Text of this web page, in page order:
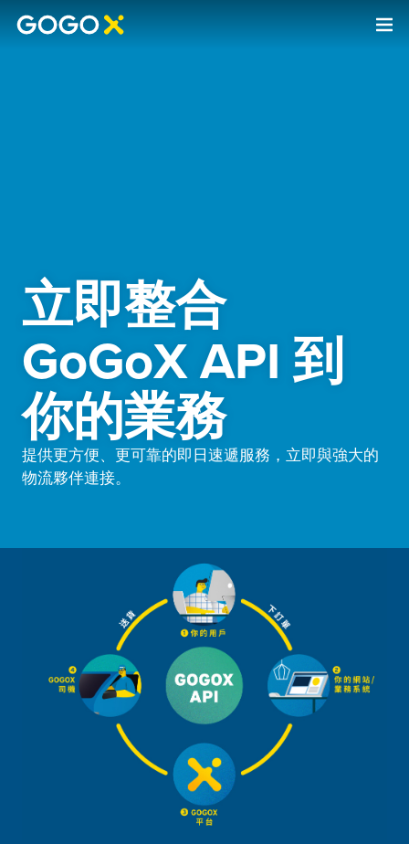
立即整合
GoGoX API 到
你的業務
提供更方便、更可靠的即日速遞服務，立即與強大的
物流夥伴連接。